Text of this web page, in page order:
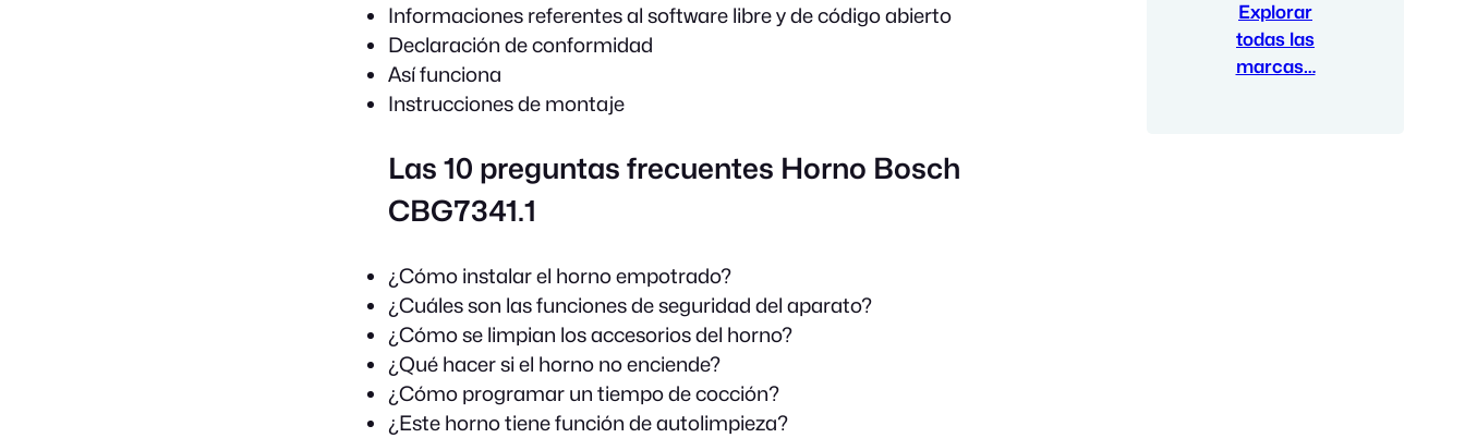
Informaciones referentes al software libre y de código abierto
Declaración de conformidad
Así funciona
Instrucciones de montaje
Las 10 preguntas frecuentes Horno Bosch
CBG7341.1
¿Cómo instalar el horno empotrado?
¿Cuáles son las funciones de seguridad del aparato?
¿Cómo se limpian los accesorios del horno?
¿Qué hacer si el horno no enciende?
¿Cómo programar un tiempo de cocción?
¿Este horno tiene función de autolimpieza?
Explorar
todas las
marcas…